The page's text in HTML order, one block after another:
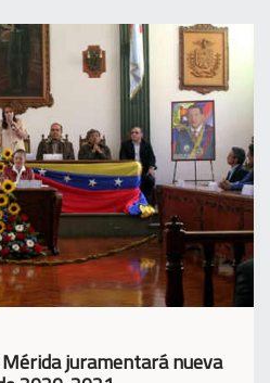
juramentará nueva